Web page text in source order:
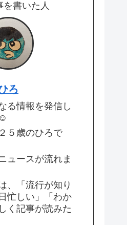
を書いた人
ろ
る情報を発信し
５歳のひろで
ュースが流れま
、「流行が知り
忙しい」「わか
く記事が読みた